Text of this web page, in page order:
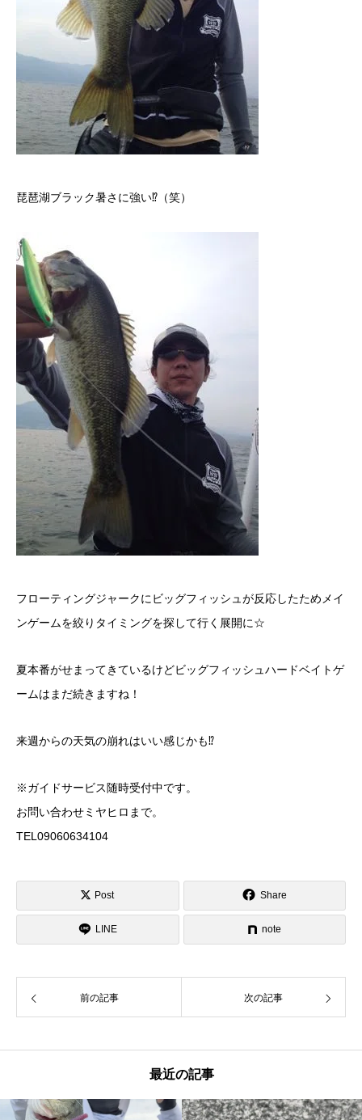
琵琶湖ブラック暑さに強い⁉︎（笑）
フローティングジャークにビッグフィッシュが反応したためメイ
ンゲームを絞りタイミングを探して行く展開に☆
夏本番がせまってきているけどビッグフィッシュハードベイトゲ
ームはまだ続きますね！
来週からの天気の崩れはいい感じかも⁉︎
※ガイドサービス随時受付中です。
お問い合わせミヤヒロまで。
TEL09060634104
Post Share
LINE note
前の記事 次の記事
最近の記事